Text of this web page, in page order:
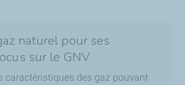
naturel pour ses
sur le GNV
caractéristiques des gaz pouvant